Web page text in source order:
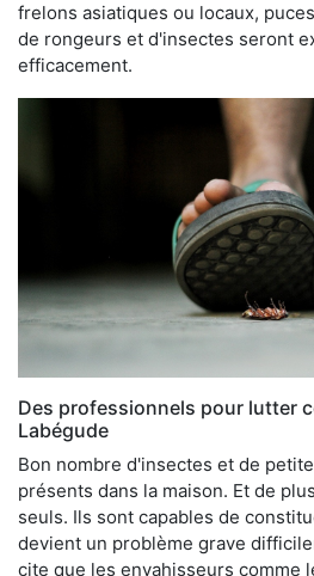
frelons asiatiques ou locaux,
de rongeurs et d'insectes seront
efficacement.
Des professionnels pour lutter
Labégude
Bon nombre d'insectes et de
présents dans la maison. Et de
seuls. Ils sont capables de
devient un problème grave
cite que les envahisseurs comme